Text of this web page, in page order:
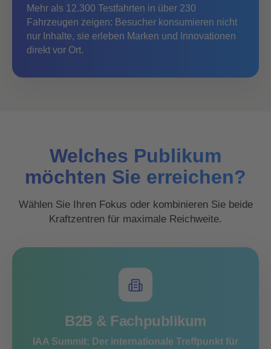
Mehr als 12.300 Testfahrten in über 230
Fahrzeugen zeigen: Besucher konsumieren nicht
nur Inhalte, sie erleben Marken und Innovationen
direkt vor Ort.
Welches Publikum
möchten Sie erreichen?
Wählen Sie Ihren Fokus oder kombinieren Sie beide
Kraftzentren für maximale Reichweite.
B2B & Fachpublikum
IAA Summit: Der internationale Treffpunkt für